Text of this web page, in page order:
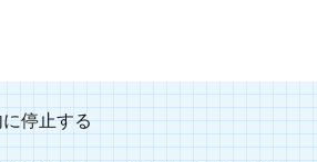
に停止する